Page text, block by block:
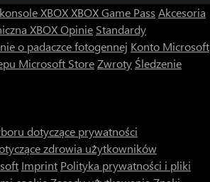
XBOXXBOX Game Pass Akcesoria
XBOXOpinie Standardy
o padaczce fotogennej Konto Microsoft
Microsoft StoreZwroty Śledzenie
dotyczące prywatności
zdrowia użytkowników
Imprint Polityka prywatności i pliki